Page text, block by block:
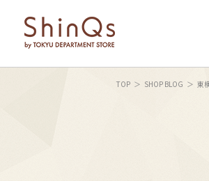
TOP SHOP BLOG 東